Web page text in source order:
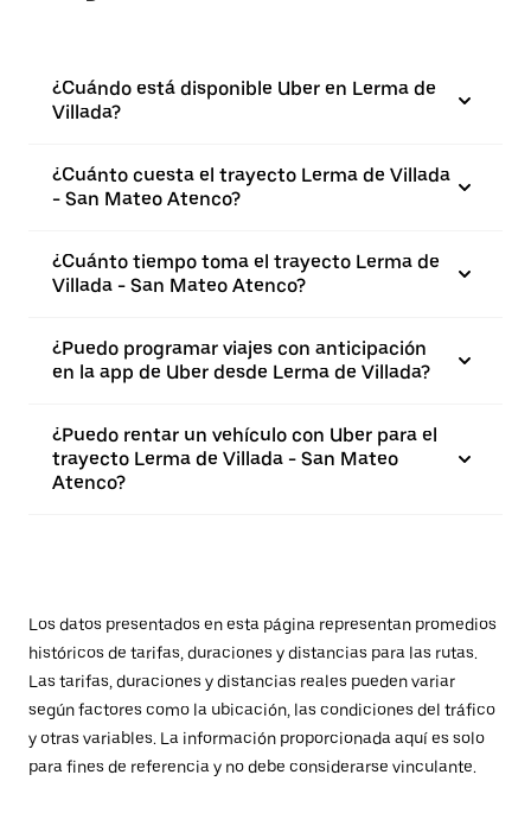
¿Cuándo está disponible Uber en Lerma de
Villada?
¿Cuánto cuesta el trayecto Lerma de Villada
- San Mateo Atenco?
¿Cuánto tiempo toma el trayecto Lerma de
Villada - San Mateo Atenco?
¿Puedo programar viajes con anticipación
en la app de Uber desde Lerma de Villada?
¿Puedo rentar un vehículo con Uber para el
trayecto Lerma de Villada - San Mateo
Atenco?
Los datos presentados en esta página representan promedios
históricos de tarifas, duraciones y distancias para las rutas.
Las tarifas, duraciones y distancias reales pueden variar
según factores como la ubicación, las condiciones del tráfico
y otras variables. La información proporcionada aquí es solo
para fines de referencia y no debe considerarse vinculante.